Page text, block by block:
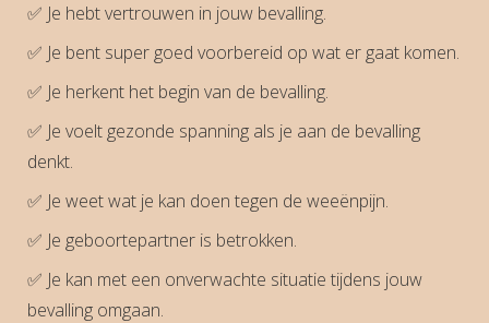
✅ Je hebt vertrouwen in jouw bevalling.
✅ Je bent super goed voorbereid op wat er gaat komen.
✅ Je herkent het begin van de bevalling.
✅ Je voelt gezonde spanning als je aan de bevalling
denkt.
✅ Je weet wat je kan doen tegen de weeënpijn.
✅ Je geboortepartner is betrokken.
✅ Je kan met een onverwachte situatie tijdens jouw
bevalling omgaan.